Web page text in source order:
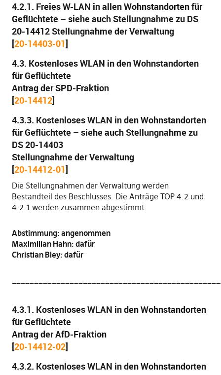
4.2.1. Freies W-LAN in allen Wohnstandorten für
Geflüchtete – siehe auch Stellungnahme zu DS
20-14412 Stellungnahme der Verwaltung
[20-14403-01]
4.3. Kostenloses WLAN in den Wohnstandorten
für Geflüchtete
Antrag der SPD-Fraktion
[20-14412]
4.3.3. Kostenloses WLAN in den Wohnstandorten
für Geflüchtete – siehe auch Stellungnahme zu
DS 20-14403
Stellungnahme der Verwaltung
[20-14412-01]
Die Stellungnahmen der Verwaltung werden
Bestandteil des Beschlusses. Die Anträge TOP 4.2 und
4.2.1 werden zusammen abgestimmt.
Abstimmung: angenommen
Maximilian Hahn: dafür
Christian Bley: dafür
4.3.1. Kostenloses WLAN in den Wohnstandorten
für Geflüchtete
Antrag der AfD-Fraktion
[20-14412-02]
4.3.2. Kostenloses WLAN in den Wohnstandorten